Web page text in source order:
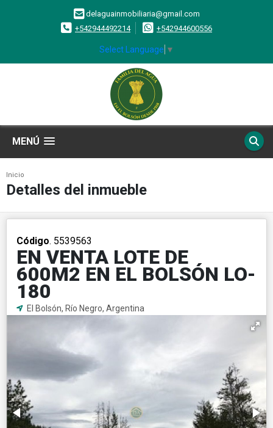
delaguainmobiliaria@gmail.com
+542944492214
+542944600556
Select Language ▼
MENÚ
Inicio
Detalles del inmueble
Código. 5539563
EN VENTA LOTE DE
600M2 EN EL BOLSÓN LO-
180
El Bolsón, Río Negro, Argentina